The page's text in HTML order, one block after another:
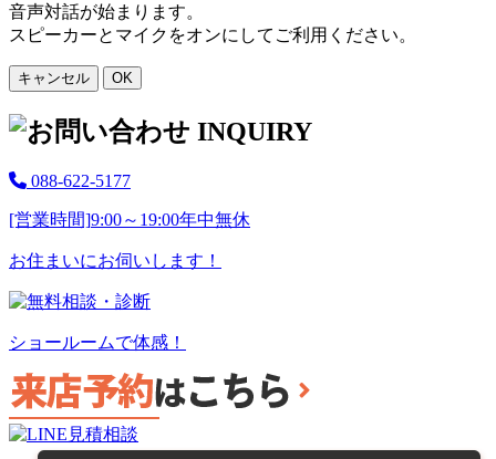
音声対話が始まります。
スピーカーとマイクをオンにしてご利用ください。
キャンセル OK
088-622-5177
[営業時間]9:00～19:00年中無休
お住まいにお伺いします！
ショールームで体感！